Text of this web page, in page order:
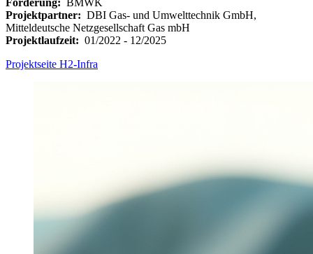
Förderung: BMWK
Projektpartner: DBI Gas- und Umwelttechnik GmbH,
Mitteldeutsche Netzgesellschaft Gas mbH
Projektlaufzeit: 01/2022 - 12/2025
Projektseite H2-Infra